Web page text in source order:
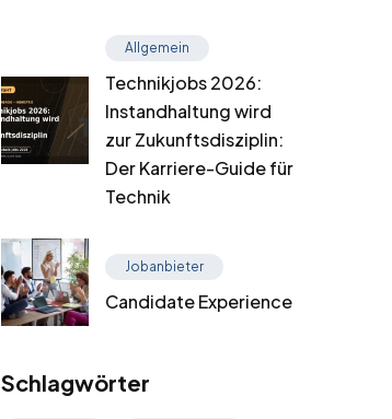
Allgemein
Technikjobs 2026:
Instandhaltung wird
zur Zukunftsdisziplin:
Der Karriere-Guide für
Technik
Jobanbieter
Candidate Experience
Schlagwörter